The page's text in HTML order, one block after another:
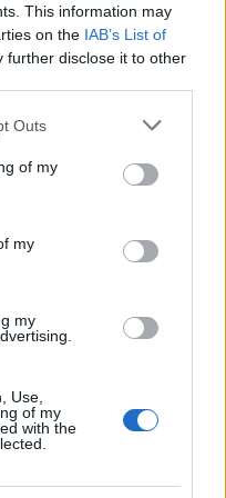
This information may
on the IAB’s List of
further disclose it to other
Outs
of my
my
my
Use,
of my
with the
prácu a dokážu robiť
úlohu na 100% a tak
na pracovisku.
čo by inak neboli.
ľudia. Sú prirodzení pri
servítku pred ústa.
môže stať, že s vami
nič.
ľudia. Robia
úžitok.